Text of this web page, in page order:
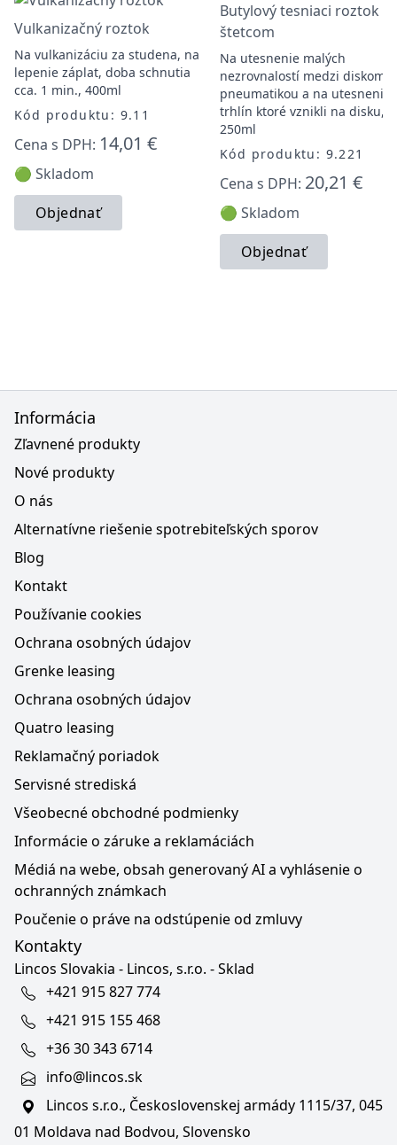
Vulkanizačný roztok
Na vulkanizáciu za studena, na
lepenie záplat, doba schnutia
cca. 1 min., 400ml
Kód produktu: 9.11
Cena s DPH: 14,01 €
🟢 Skladom
Objednať
Butylový tesniaci roztok
štetcom
Na utesnenie malých
nezrovnalostí medzi diskom a
pneumatikou a na utesnenie
trhlín ktoré vznikli na disku,
250ml
Kód produktu: 9.221
Cena s DPH: 20,21 €
🟢 Skladom
Objednať
Informácia
Zľavnené produkty
Nové produkty
O nás
Alternatívne riešenie spotrebiteľských sporov
Blog
Kontakt
Používanie cookies
Ochrana osobných údajov
Grenke leasing
Ochrana osobných údajov
Quatro leasing
Reklamačný poriadok
Servisné strediská
Všeobecné obchodné podmienky
Informácie o záruke a reklamáciách
Médiá na webe, obsah generovaný AI a vyhlásenie o
ochranných známkach
Poučenie o práve na odstúpenie od zmluvy
Kontakty
Lincos Slovakia - Lincos, s.r.o. - Sklad
+421 915 827 774
+421 915 155 468
+36 30 343 6714
info@lincos.sk
Lincos s.r.o., Československej armády 1115/37, 045
01 Moldava nad Bodvou, Slovensko